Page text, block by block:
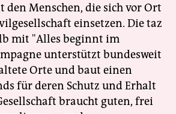
Menschen, die sich vor Ort
einsetzen. Die taz
mit "Alles beginnt im
unterstützt bundesweit
Orte und baut einen
für deren Schutz und Erhalt
braucht guten, frei